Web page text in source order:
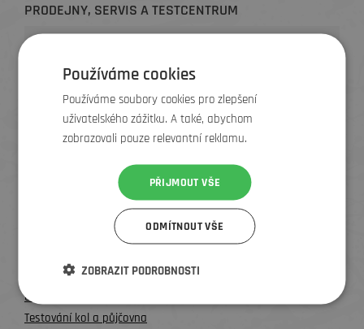
PRODEJNY, SERVIS A TESTCENTRUM
Frýdek-Místek
UŽITEČNÉ INFO
O nás
Testování kol a půjčovna
Používáme cookies
Používáme soubory cookies pro zlepšení
uživatelského zážitku. A také, abychom
zobrazovali pouze relevantní reklamu.
PŘIJMOUT VŠE
ODMÍTNOUT VŠE
ZOBRAZIT PODROBNOSTI